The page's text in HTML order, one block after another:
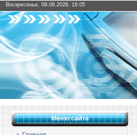
Воскресенье, 09.08.2026, 16:05
Меню сайта